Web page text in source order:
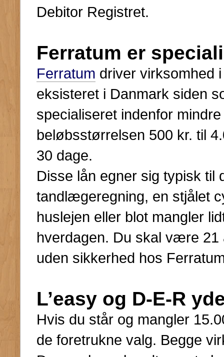
Debitor Registret.
Ferratum er
Ferratum driver virksomhed
eksisteret i Danmark siden
specialiseret indenfor
beløbsstørrelsen 500 kr. til
30 dage.
Disse lån egner sig typisk til
tandlægeregning, en stjålet
huslejen eller blot mangler
hverdagen. Du skal være 21
uden sikkerhed hos
L’easy og D-E-R
Hvis du står og mangler
de foretrukne valg. Begge